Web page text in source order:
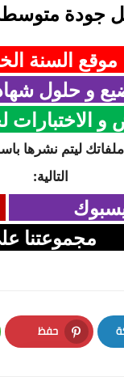
جودة متوسطة 11
موقع السنة
و حلول
و الاختبارات
ليتم نشرها
التالية:
مجموعتنا
حفظ
Pinterest